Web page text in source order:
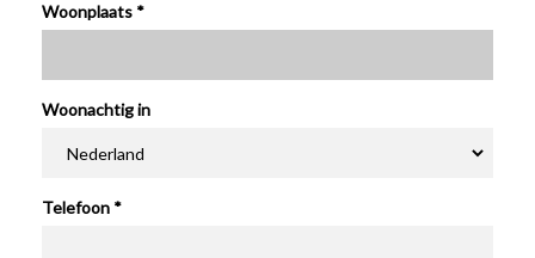
Woonplaats *
Woonachtig in
Telefoon *